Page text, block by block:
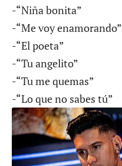
-“Niña bonita”
-“Me voy enamorando”
-“El poeta”
-“Tu angelito”
-“Tu me quemas”
-“Lo que no sabes tú”